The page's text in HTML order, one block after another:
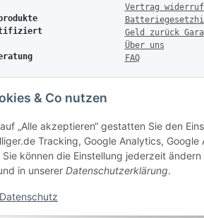
& Co nutzen
„Alle akzeptieren“ gestatten Sie den
Tracking, Google Analytics,
Sie können die Einstellung jederzeit
in unserer Datenschutzerklärung.
Datenschutz
Vertrag
Geld zurück
Über uns
FAQ
USt., zzgl.
© Copyright 2026 Treise